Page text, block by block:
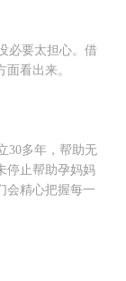
必要太担心。借
看出来。
30多年，帮助无
停止帮助孕妈妈
会精心把握每一